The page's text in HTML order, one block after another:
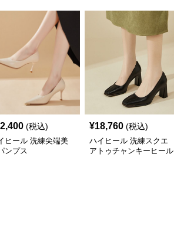
(税込)
ヒール 洗練尖端美
ンプス
¥18,760 (税込)
ハイヒール 洗練スクエ
アトゥチャンキーヒール